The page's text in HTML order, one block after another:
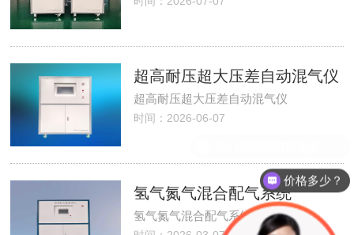
超高耐压超大压差自动混气仪
超高耐压超大压差自动混气仪
时间：2026-06-07
氢气氮气混合配气系统
氢气氮气混合配气系统
价格多少？